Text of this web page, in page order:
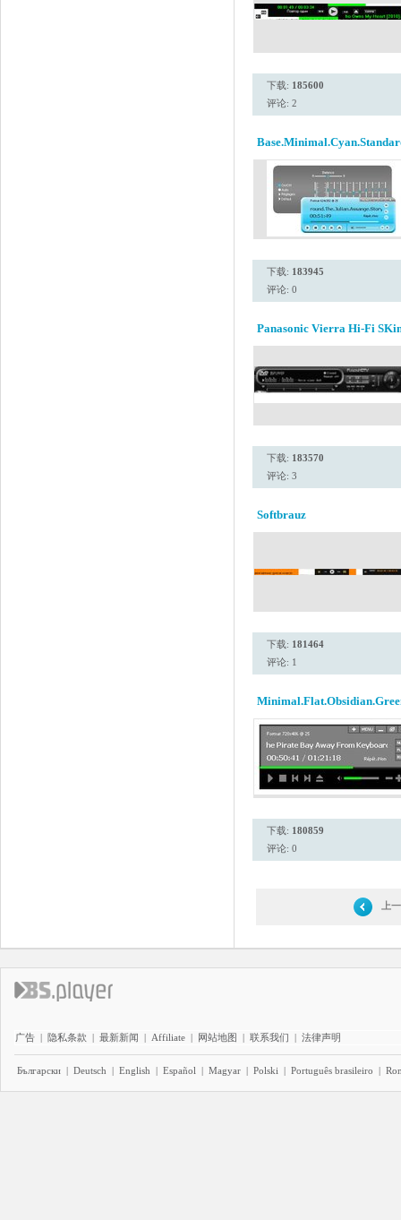
下载: 185600
评论: 2
下载: 183945
评论: 0
Panasonic Vierra Hi-Fi
下载: 183570
评论: 3
Softbrauz
下载: 181464
评论: 1
下载: 180859
评论: 0
上
广告 | 隐私条款 | 最新新闻 | Affiliate | 网站地图 | 联系我们 | 法律声明
Български | Deutsch | English | Español | Magyar | Polski | Português brasileiro |